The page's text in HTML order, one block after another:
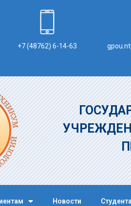
+7 (48762) 6-14-63
Новости